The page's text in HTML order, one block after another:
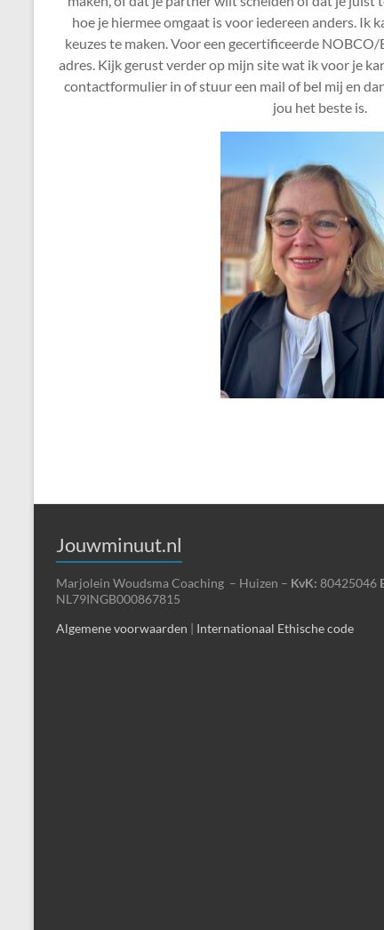
hoe je hiermee omgaat is voor iedereen anders. Ik
keuzes te maken. Voor een gecertificeerde
adres. Kijk gerust verder op mijn site wat ik voor je
contactformulier in of stuur een mail of bel mij en
jou het beste is.
Jouwminuut.nl
Marjolein Woudsma Coaching – Huizen – KvK: 80425046
NL79INGB000867815
Algemene voorwaarden | Internationaal Ethische code